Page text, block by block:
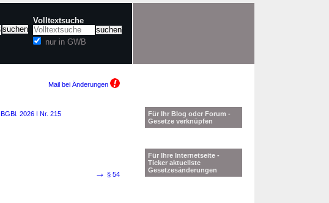
Volltextsuche
nur in GWB
Mail bei Änderungen
BGBl. 2026 I Nr. 215
→ § 54
Für Ihr Blog oder Forum -
Gesetze verknüpfen
Für Ihre Internetseite -
Ticker aktuellste
Gesetzesänderungen